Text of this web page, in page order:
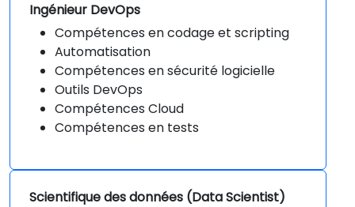
Ingénieur DevOps
Compétences en codage et scripting
Automatisation
Compétences en sécurité logicielle
Outils DevOps
Compétences Cloud
Compétences en tests
Scientifique des données (Data Scientist)